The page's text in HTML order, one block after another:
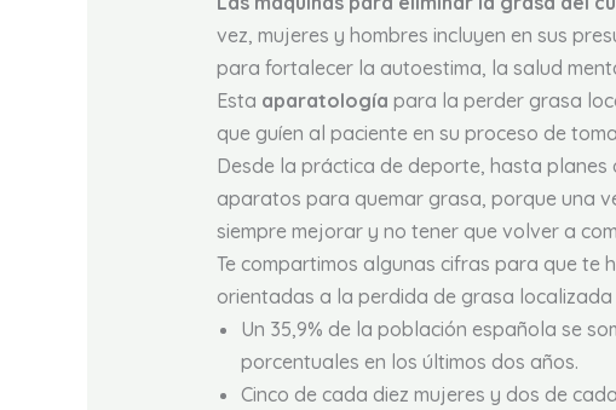
vez, mujeres y hombres incluyen en sus
para fortalecer la autoestima, la salud
Esta aparatología para la perder grasa
que guíen al paciente en su proceso de
Desde la práctica de deporte, hasta
aparatos para quemar grasa, porque una
siempre mejorar y no tener que volver a
Te compartimos algunas cifras para que te
orientadas a la perdida de grasa
Un 35,9% de la población española se
porcentuales en los últimos dos años.
Cinco de cada diez mujeres y dos de